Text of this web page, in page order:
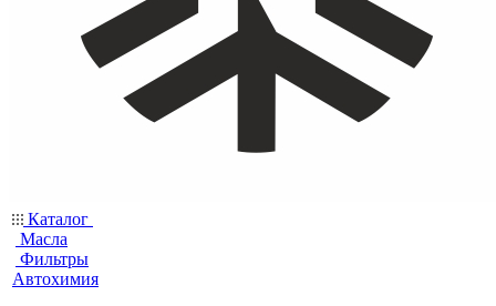
Каталог
Масла
Фильтры
Автохимия